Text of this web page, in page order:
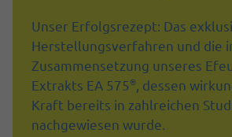
Unser Erfolgsrezept: Das
Herstellungsverfahren und die
Zusammensetzung unseres
Extrakts EA 575 ® , dessen
Kraft bereits in zahlreichen
nachgewiesen wurde.